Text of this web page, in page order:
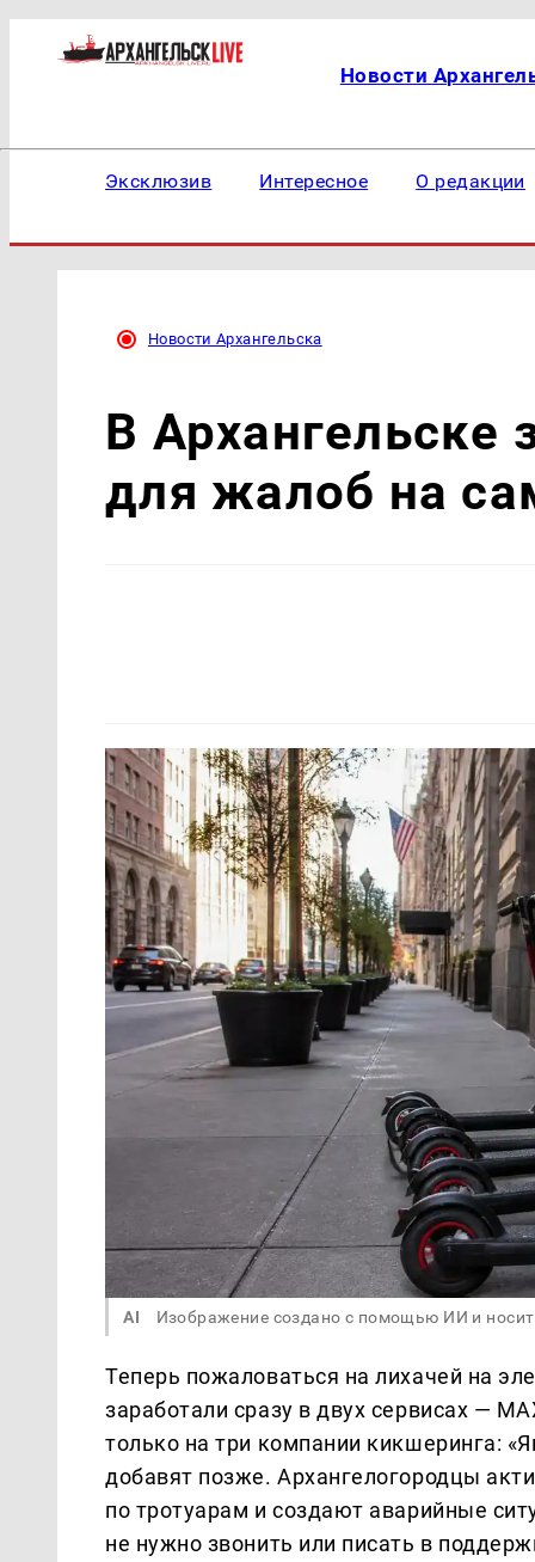
Новости
Эксклюзив Интересное О редакции
Новости Архангельска
В Архангельске
для жалоб на
AI Изображение создано с помощью ИИ и
Теперь пожаловаться на лихачей на
заработали сразу в двух сервисах —
только на три компании кикшеринга:
добавят позже. Архангелогородцы
по тротуарам и создают аварийные
не нужно звонить или писать в